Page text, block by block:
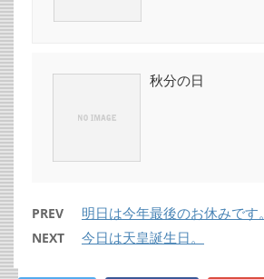
秋分の日
PREV 明日は今年最後のお休みです。
NEXT 今日は天皇誕生日。